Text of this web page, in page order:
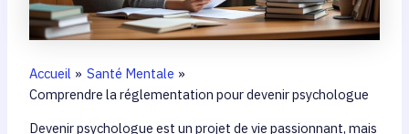
Accueil
Santé Mentale
Comprendre la réglementation pour devenir psychologue
Devenir psychologue est un projet de vie passionnant, mais